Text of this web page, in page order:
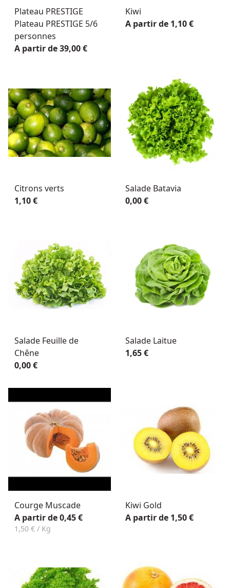
Plateau PRESTIGE
Plateau PRESTIGE 5/6
personnes
A partir de 39,00 €
Kiwi
A partir de 1,10 €
Citrons verts
1,10 €
Salade Batavia
0,00 €
Salade Feuille de
Chêne
0,00 €
Salade Laitue
1,65 €
Courge Muscade
A partir de 0,45 €
1,50 € / Kg
Kiwi Gold
A partir de 1,50 €